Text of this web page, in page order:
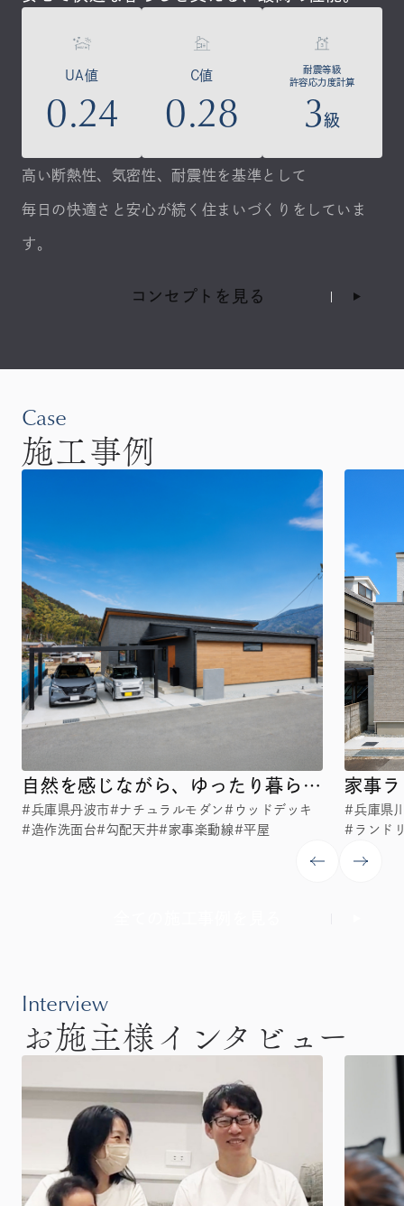
UA値
0.24
C値
0.28
耐震等級
許容応力度計算
3級
高い断熱性、気密性、耐震性を基準として
毎日の快適さと安心が続く住まいづくりをしていま
す。
コンセプトを見る
Case
施工事例
自然を感じながら、ゆったり暮らす
木目×グレーの平屋
#兵庫県丹波市#ナチュラルモダン#ウッドデッキ
#造作洗面台#勾配天井#家事楽動線#平屋
家事
ホテ
#兵庫県
#ランド
Interview
お施主様インタビュー